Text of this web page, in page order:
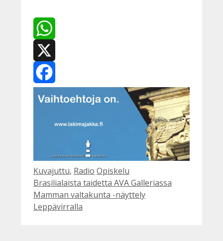
WhatsApp
X
Facebook
Kategoriat
Kuvajuttu, Radio Avainsanat
Opiskelu
Brasilialaista taidetta AVA Galleriassa
Mamman valtakunta -näyttely
Leppävirralla